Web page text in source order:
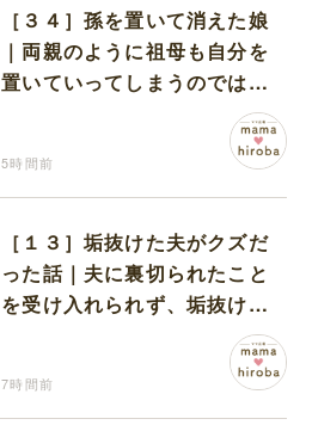
［３４］孫を置いて消えた娘
｜両親のように祖母も自分を
置いていってしまうのでは？
と怯えて泣く孫に心が痛む
5時間前
［１３］垢抜けた夫がクズだ
った話｜夫に裏切られたこと
を受け入れられず、垢抜けた
ことが関係しているのかと嘆
7時間前